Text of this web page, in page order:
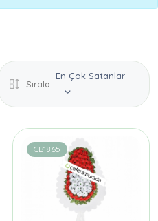
Sırala:
En Çok Satanlar
CB1865